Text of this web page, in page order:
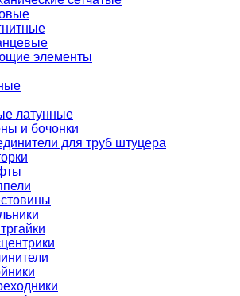
элементы
латунные
и бочонки
для труб штуцера